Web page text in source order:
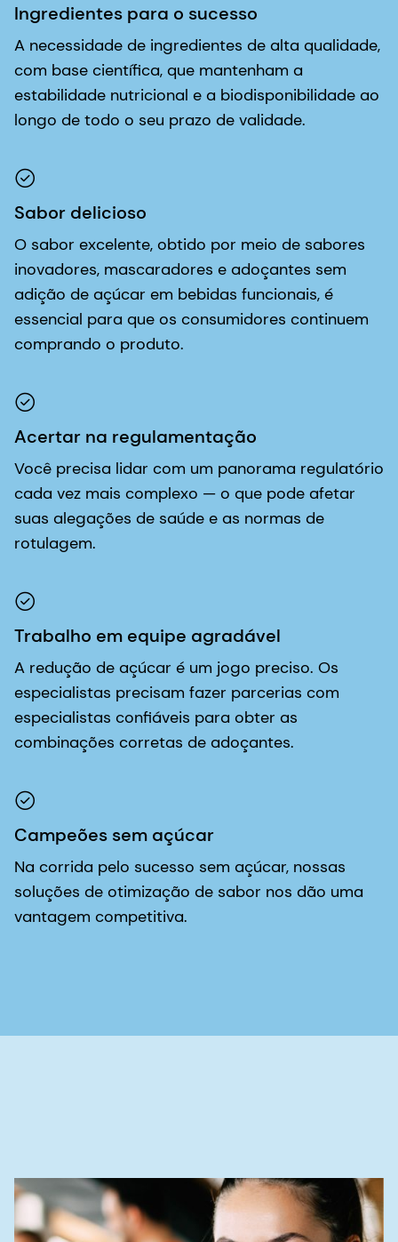
Ingredientes para o sucesso
A necessidade de ingredientes de alta qualidade,
com base científica, que mantenham a
estabilidade nutricional e a biodisponibilidade ao
longo de todo o seu prazo de validade.
Sabor delicioso
O sabor excelente, obtido por meio de sabores
inovadores, mascaradores e adoçantes sem
adição de açúcar em bebidas funcionais, é
essencial para que os consumidores continuem
comprando o produto.
Acertar na regulamentação
Você precisa lidar com um panorama regulatório
cada vez mais complexo — o que pode afetar
suas alegações de saúde e as normas de
rotulagem.
Trabalho em equipe agradável
A redução de açúcar é um jogo preciso. Os
especialistas precisam fazer parcerias com
especialistas confiáveis para obter as
combinações corretas de adoçantes.
Campeões sem açúcar
Na corrida pelo sucesso sem açúcar, nossas
soluções de otimização de sabor nos dão uma
vantagem competitiva.